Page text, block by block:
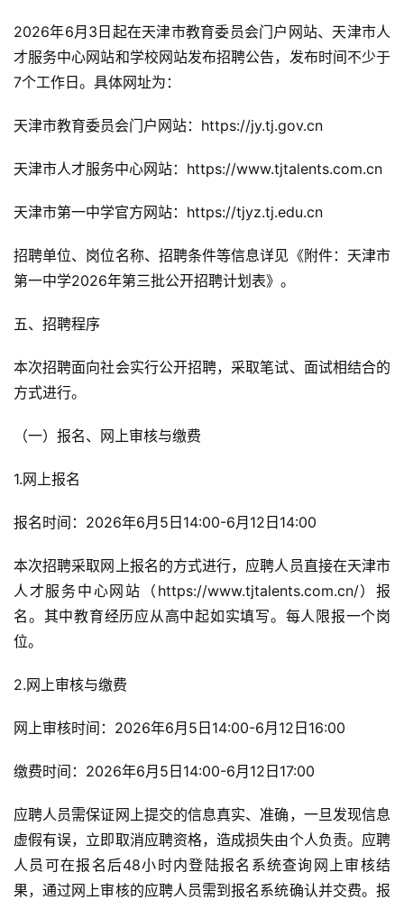
2026年6月3日起在天津市教育委员会门户网站、天津市人
才服务中心网站和学校网站发布招聘公告，发布时间不少于
7个工作日。具体网址为：
天津市教育委员会门户网站：https://jy.tj.gov.cn
天津市人才服务中心网站：https://www.tjtalents.com.cn
天津市第一中学官方网站：https://tjyz.tj.edu.cn
招聘单位、岗位名称、招聘条件等信息详见《附件：天津市
第一中学2026年第三批公开招聘计划表》。
五、招聘程序
本次招聘面向社会实行公开招聘，采取笔试、面试相结合的
方式进行。
（一）报名、网上审核与缴费
1.网上报名
报名时间：2026年6月5日14:00-6月12日14:00
本次招聘采取网上报名的方式进行，应聘人员直接在天津市
人才服务中心网站（https://www.tjtalents.com.cn/）报
名。其中教育经历应从高中起如实填写。每人限报一个岗
位。
2.网上审核与缴费
网上审核时间：2026年6月5日14:00-6月12日16:00
缴费时间：2026年6月5日14:00-6月12日17:00
应聘人员需保证网上提交的信息真实、准确，一旦发现信息
虚假有误，立即取消应聘资格，造成损失由个人负责。应聘
人员可在报名后48小时内登陆报名系统查询网上审核结
果，通过网上审核的应聘人员需到报名系统确认并交费。报